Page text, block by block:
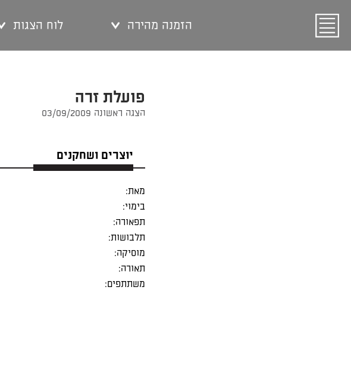
הזמנה מהירה לוח הצגות
פועלת זרה
הצגה ראשונה 03/09/2009
יוצרים ושחקנים
מאת:
בימוי:
תפאורה:
תלבושות:
מוסיקה:
תאורה:
משתתפים: